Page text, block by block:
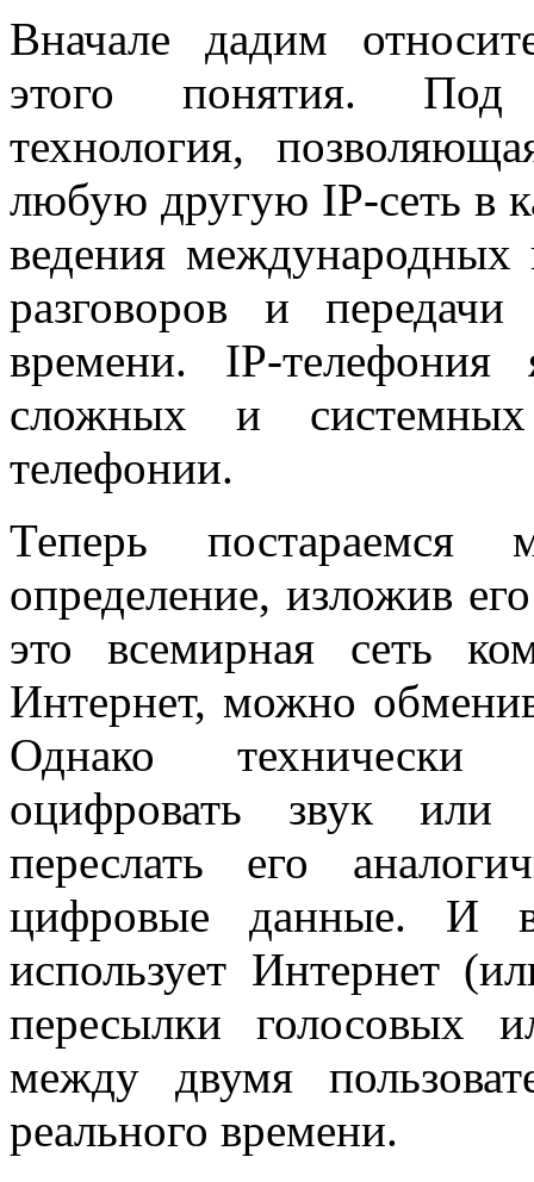
Вначале дадим
этого понятия. Под
технология,
любую другую IP-сеть в
ведения
разговоров и
времени. IP-телефония
сложных и
телефонии.
Теперь постараемся
определение, изложив
это всемирная сеть
Интернет, можно
Однако технически
оцифровать звук или
переслать его
цифровые данные. И
использует Интернет
пересылки голосовых
между двумя
реального времени.